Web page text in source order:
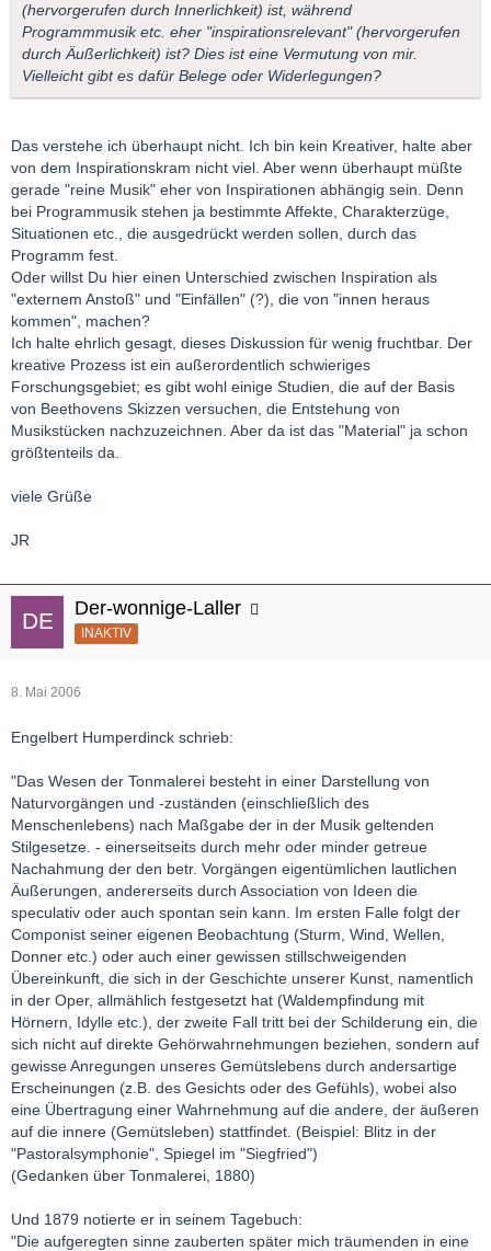
(hervorgerufen durch Innerlichkeit) ist, während
Programmmusik etc. eher "inspirationsrelevant" (hervorgerufen
durch Äußerlichkeit) ist? Dies ist eine Vermutung von mir.
Vielleicht gibt es dafür Belege oder Widerlegungen?
Das verstehe ich überhaupt nicht. Ich bin kein Kreativer, halte aber
von dem Inspirationskram nicht viel. Aber wenn überhaupt müßte
gerade "reine Musik" eher von Inspirationen abhängig sein. Denn
bei Programmusik stehen ja bestimmte Affekte, Charakterzüge,
Situationen etc., die ausgedrückt werden sollen, durch das
Programm fest.
Oder willst Du hier einen Unterschied zwischen Inspiration als
"externem Anstoß" und "Einfällen" (?), die von "innen heraus
kommen", machen?
Ich halte ehrlich gesagt, dieses Diskussion für wenig fruchtbar. Der
kreative Prozess ist ein außerordentlich schwieriges
Forschungsgebiet; es gibt wohl einige Studien, die auf der Basis
von Beethovens Skizzen versuchen, die Entstehung von
Musikstücken nachzuzeichnen. Aber da ist das "Material" ja schon
größtenteils da.
viele Grüße
JR
Der-wonnige-Laller
INAKTIV
8. Mai 2006
Engelbert Humperdinck schrieb:
"Das Wesen der Tonmalerei besteht in einer Darstellung von
Naturvorgängen und -zuständen (einschließlich des
Menschenlebens) nach Maßgabe der in der Musik geltenden
Stilgesetze. - einerseitseits durch mehr oder minder getreue
Nachahmung der den betr. Vorgängen eigentümlichen lautlichen
Äußerungen, andererseits durch Association von Ideen die
speculativ oder auch spontan sein kann. Im ersten Falle folgt der
Componist seiner eigenen Beobachtung (Sturm, Wind, Wellen,
Donner etc.) oder auch einer gewissen stillschweigenden
Übereinkunft, die sich in der Geschichte unserer Kunst, namentlich
in der Oper, allmählich festgesetzt hat (Waldempfindung mit
Hörnern, Idylle etc.), der zweite Fall tritt bei der Schilderung ein, die
sich nicht auf direkte Gehörwahrnehmungen beziehen, sondern auf
gewisse Anregungen unseres Gemütslebens durch andersartige
Erscheinungen (z.B. des Gesichts oder des Gefühls), wobei also
eine Übertragung einer Wahrnehmung auf die andere, der äußeren
auf die innere (Gemütsleben) stattfindet. (Beispiel: Blitz in der
"Pastoralsymphonie", Spiegel im "Siegfried")
(Gedanken über Tonmalerei, 1880)
Und 1879 notierte er in seinem Tagebuch:
"Die aufgeregten sinne zauberten später mich träumenden in eine